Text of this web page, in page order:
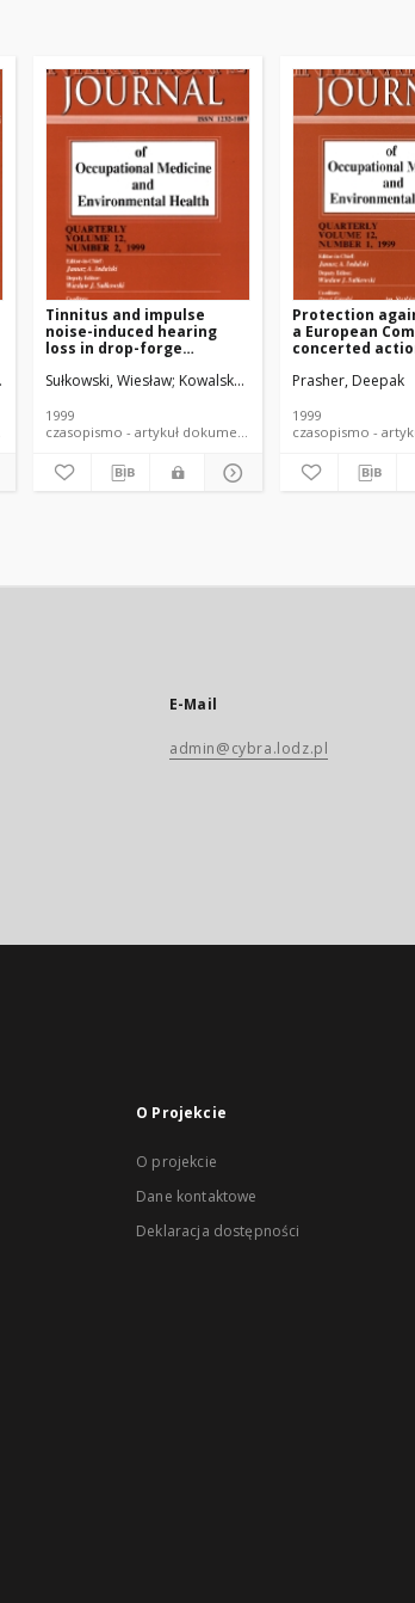
Prasher, Deepak
dokument piśmienniczy
Tinnitus and impulse
noise-induced hearing
loss in drop-forge
Sułkowski, Wiesław Kowalska, Sylwia Lipowczan, Adam
1999
czasopismo - artykuł dokument piśmienniczy
Protection
a European
concerted
Prasher, Deepak
1999
E-Mail
admin@cybra.lodz.pl
O Projekcie
O projekcie
Dane kontaktowe
Deklaracja dostępności